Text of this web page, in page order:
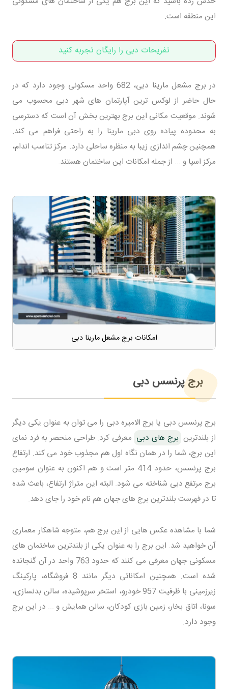
این منطقه است.
تفریحات دبی را رایگان تجربه کنید
در برج مشعل مارینا دبی، 682 واحد مسکونی وجود دارد که در
حال حاضر از لوکس ترین آپارتمان های شهر دبی محسوب می
شوند. موقعیت مکانی این برج بهترین بخش آن است که دسترسی
به محدوده پیاده روی دبی مارینا را به راحتی فراهم می کند.
همچنین چشم اندازی زیبا به منظره ساحلی دارد. مرکز تناسب اندام،
مرکز اسپا و ... از جمله امکانات این ساختمان هستند.
امکانات برج مشعل مارینا دبی
برج پرنسس دبی
برج پرنسس دبی یا برج الامیره دبی را می توان به عنوان یکی دیگر
از بلندترین برج های دبی معرفی کرد. طراحی منحصر به فرد نمای
این برج، شما را در همان نگاه اول هم مجذوب خود می کند. ارتفاع
برج پرنسس، حدود 414 متر است و هم اکنون به عنوان سومین
برج مرتفع دبی شناخته می شود. البته این متراژ ارتفاع، باعث شده
تا در فهرست بلندترین برج های جهان هم نام خود را جای دهد.
شما با مشاهده عکس هایی از این برج هم، متوجه شاهکار معماری
آن خواهید شد. این برج را به عنوان یکی از بلندترین ساختمان های
مسکونی جهان معرفی می کنند که حدود 763 واحد در آن گنجانده
شده است. همچنین امکاناتی دیگر مانند 8 فروشگاه، پارکینگ
زیرزمینی با ظرفیت 957 خودرو، استخر سرپوشیده، سالن بدنسازی،
سونا، اتاق بخار، زمین بازی کودکان، سالن همایش و ... در این برج
وجود دارد.